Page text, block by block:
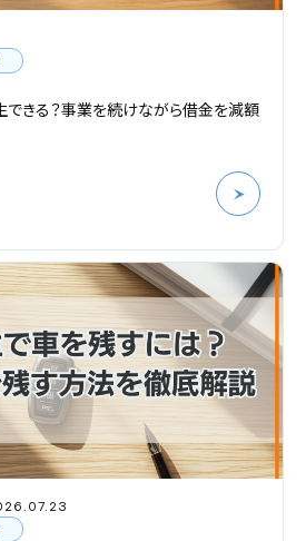
きる？事業を続けながら借金を減額